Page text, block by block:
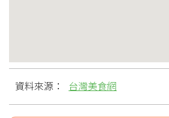
資料來源： 台灣美食網